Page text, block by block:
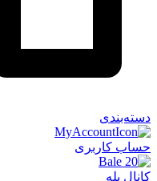
دسته‌بندی
حساب کاربری
کانال بله